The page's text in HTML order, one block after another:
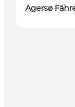
Agersø